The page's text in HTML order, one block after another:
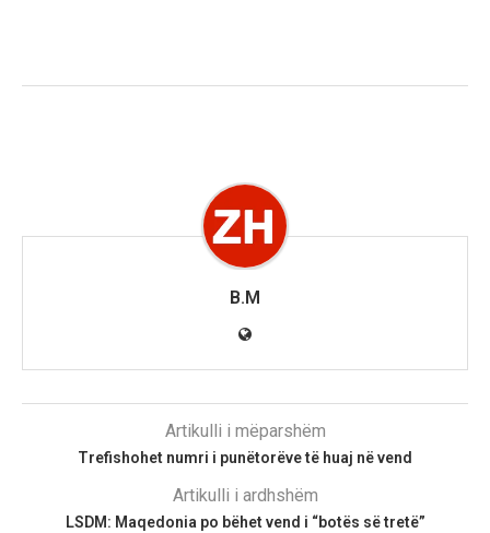
B.M
Artikulli i mëparshëm
Trefishohet numri i punëtorëve të huaj në vend
Artikulli i ardhshëm
LSDM: Maqedonia po bëhet vend i “botës së tretë”